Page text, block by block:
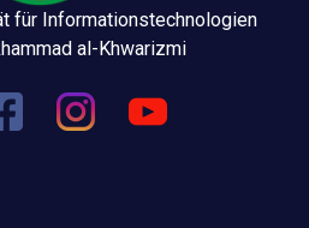
für Informationstechnologien
al-Khwarizmi